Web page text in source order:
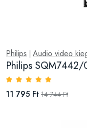
Philips Audio video
Philips
11 795 Ft 14 744 Ft